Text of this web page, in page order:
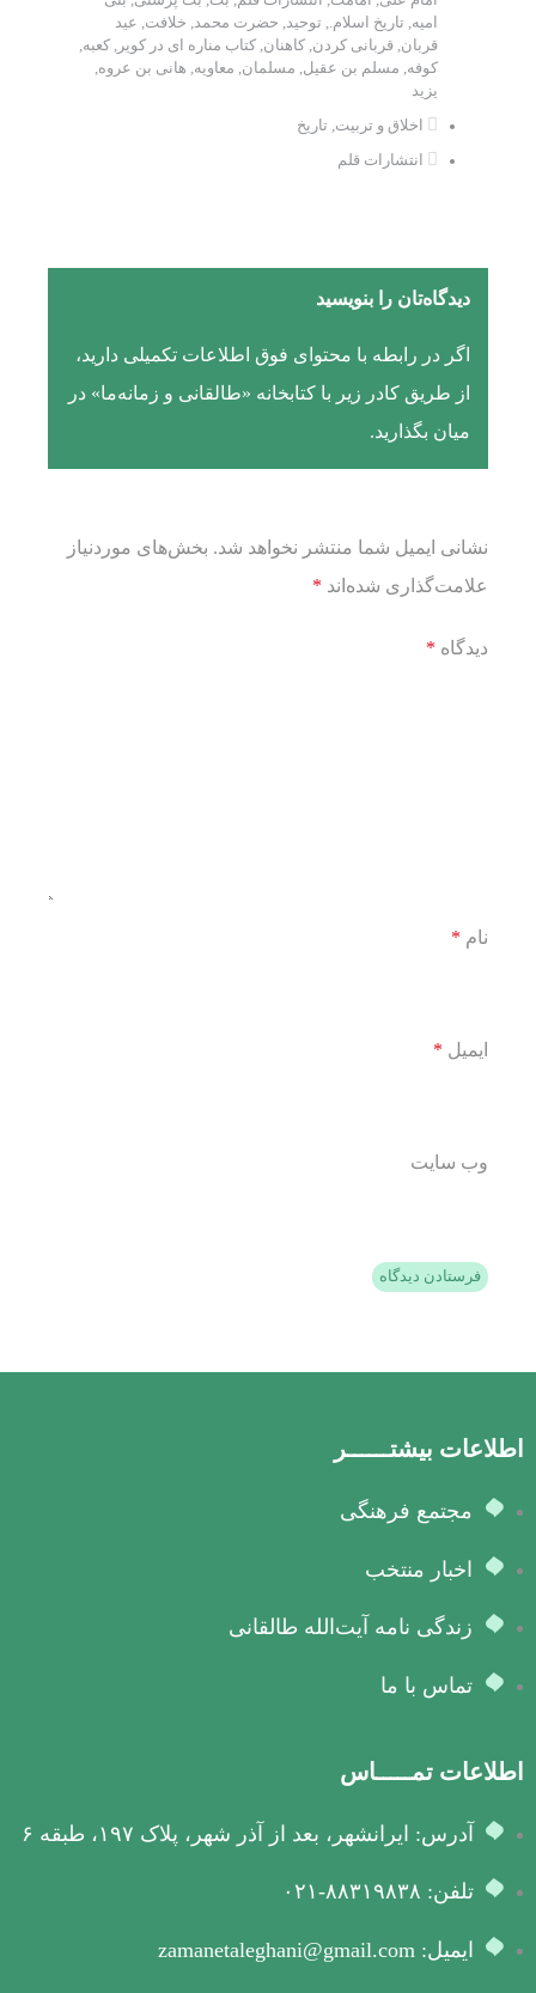
امیه, تاریخ اسلام., توحید, حضرت محمد, خلافت, عید
قربان, قربانی کردن, کاهنان, کتاب مناره ای در کویر , کعبه,
کوفه, مسلم بن عقیل, مسلمان, معاویه, هانی بن عروه,
یزید
اخلاق و تربیت, تاریخ
انتشارات قلم
دیدگاه‌تان را بنویسید
اگر در رابطه با محتوای فوق اطلاعات تکمیلی دارید،
از طریق کادر زیر با کتابخانه «طالقانی و زمانه‌ما» در
میان بگذارید.
نشانی ایمیل شما منتشر نخواهد شد. بخش‌های موردنیاز
علامت‌گذاری شده‌اند *
دیدگاه *
نام *
ایمیل *
وب‌ سایت
اطلاعات بیشتــــــر
مجتمع فرهنگی
اخبار منتخب
زندگی نامه آیت‌الله طالقانی
تماس با ما
اطلاعات تمـــــاس
آدرس: ایرانشهر، بعد از آذر شهر، پلاک ۱۹۷، طبقه ۶
تلفن: ۸۸۳۱۹۸۳۸-۰۲۱
ایمیل: zamanetaleghani@gmail.com